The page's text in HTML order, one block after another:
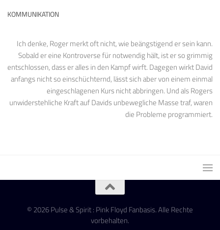
KOMMUNIKATION
Ich denke, Roger merkt oft nicht, wie beängstigend er sein kann.
Sobald er eine Kontroverse für notwendig hält, ist er so grimmig
entschlossen, dass er alles in den Kampf wirft. Dagegen wirkt David
anfangs nicht so einschüchternd, lässt sich aber von einem einmal
eingeschlagenen Kurs nicht abbringen. Und als Rogers
unwiderstehliche Kraft auf Davids unbewegliche Masse traf, waren
die Probleme programmiert.
© 2026 Pulse & Spirit : Pink Floyd Fanbasis. Alle Rechte
vorbehalten.